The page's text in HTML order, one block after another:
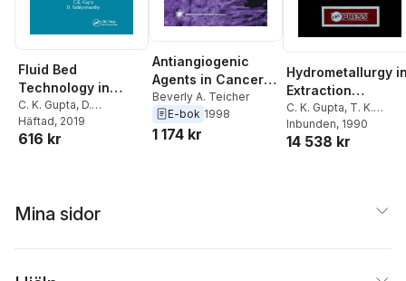
Fluid Bed
Technology in
Materials
Processing
C. K. Gupta, D.
Sathiyamoorthy
Häftad, 2019
616 kr
Antiangiogenic
Agents in Cancer
Therapy
Beverly A. Teicher
E-bok 1998
1 174 kr
Hydrometallurgy
Extraction
Processes,
II
C. K. Gupta, T. K.
Mukherjee
Inbunden, 1990
14 538 kr
Mina sidor